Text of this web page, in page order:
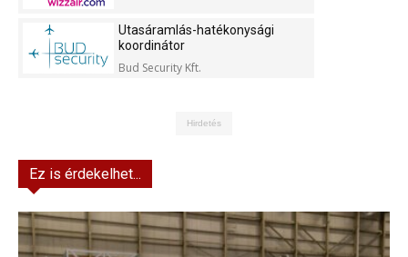
Utasáramlás-hatékonysági
koordinátor
Bud Security Kft.
Hirdetés
Ez is érdekelhet...